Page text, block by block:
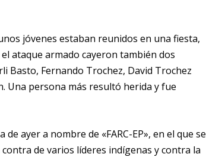
jóvenes estaban reunidos en una fiesta,
ataque armado cayeron también dos
Basto, Fernando Trochez, David Trochez
Una persona más resultó herida y fue
ayer a nombre de «FARC-EP», en el que se
de varios líderes indígenas y contra la